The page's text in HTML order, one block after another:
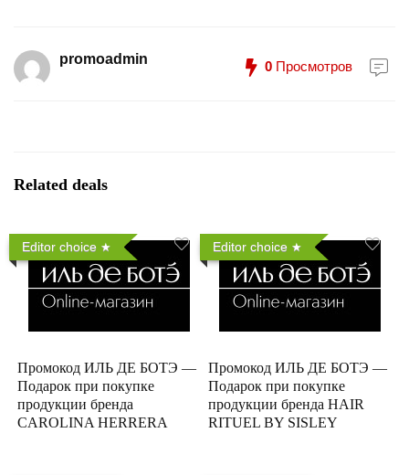
promoadmin 0 Просмотров
Related deals
Editor choice
Промокод ИЛЬ ДЕ БОТЭ —
Подарок при покупке
продукции бренда
CAROLINA HERRERA
Editor choice
Промокод ИЛЬ ДЕ БОТЭ —
Подарок при покупке
продукции бренда HAIR
RITUEL BY SISLEY